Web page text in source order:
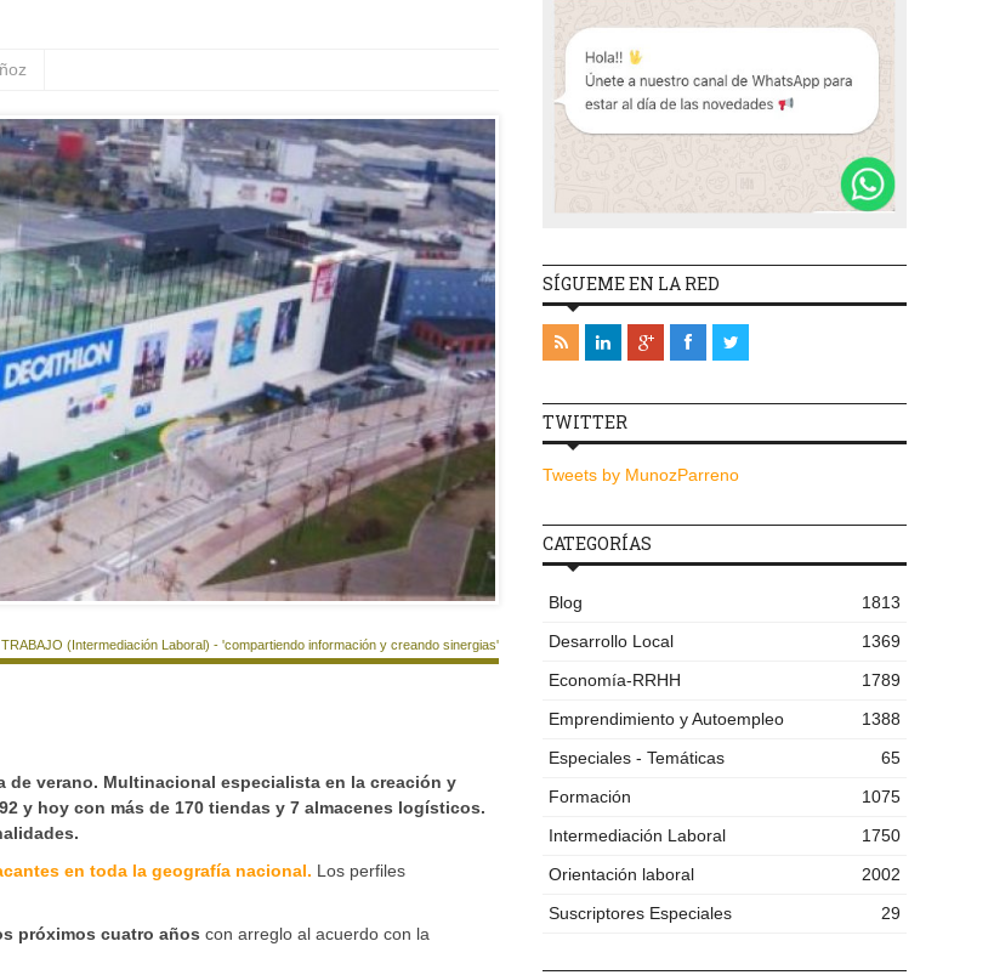
(Intermediación Laboral) - 'compartiendo información y creando sinergias'
de verano. Multinacional especialista en la creación y
y hoy con más de 170 tiendas y 7 almacenes logísticos.
en toda la geografía nacional. Los perfiles
próximos cuatro años con arreglo al acuerdo con la
SÍGUEME EN LA RED
TWITTER
Tweets by MunozParreno
CATEGORÍAS
Blog
1813
Desarrollo Local
1369
Economía-RRHH
1789
Emprendimiento y Autoempleo
1388
Especiales - Temáticas
65
Formación
1075
Intermediación Laboral
1750
Orientación laboral
2002
Suscriptores Especiales
29